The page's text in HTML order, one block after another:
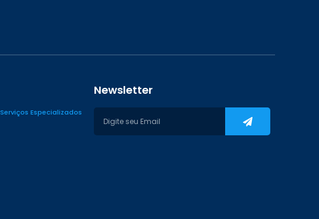
Serviços Especializados
Newsletter